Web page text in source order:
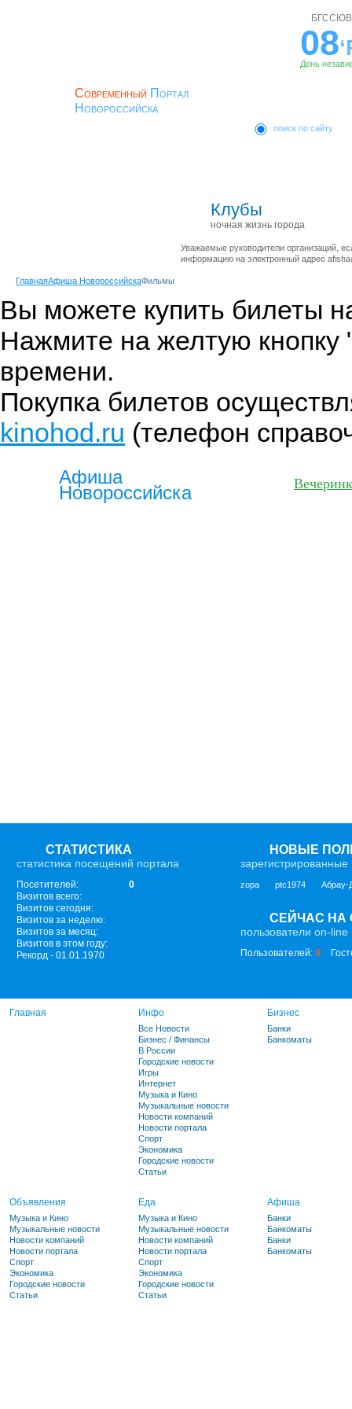
Современный Портал
Новороссийска
08
День
поиск по сайту
Клубы
ночная жизнь города
Уважаемые руководители организаций,
информацию на электронный адрес
ГлавнаяАфиша НовороссийскаФильмы
Вы можете купить билеты
Нажмите на желтую кнопку
времени.
Покупка билетов
kinohod.ru (телефон
Афиша
Новороссийска
СТАТИСТИКА
статистика посещений портала
Посетителей:
0
Визитов всего:
Визитов сегодня:
Визитов за неделю:
Визитов за месяц:
Визитов в этом году:
Рекорд - 01.01.1970
НОВЫЕ
зарегистрированные
zopa ptc1974 Абрау-
СЕЙЧАС НА
пользователи on-line
Пользователей: 0
Главная Инфо
Все Новости
Бизнес / Финансы
В России
Городские новости
Игры
Интернет
Музыка и Кино
Музыкальные новости
Новости компаний
Новости портала
Спорт
Экономика
Городские новости
Статьи
Бизнес
Банки
Банкоматы
Объявления
Музыка и Кино
Музыкальные новости
Новости компаний
Новости портала
Спорт
Экономика
Городские новости
Статьи
Еда
Музыка и Кино
Музыкальные новости
Новости компаний
Новости портала
Спорт
Экономика
Городские новости
Статьи
Афиша
Банки
Банкоматы
Банки
Банкоматы